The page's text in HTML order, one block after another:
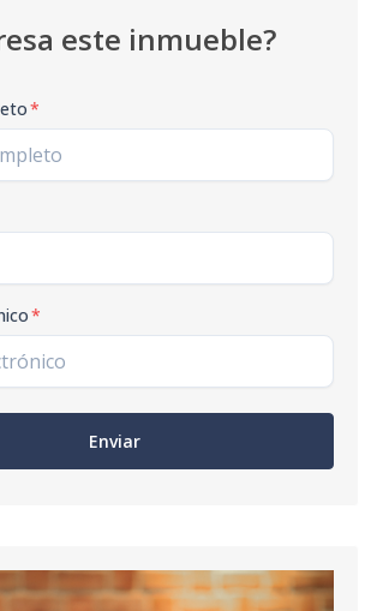
este inmueble?
*
*
Enviar